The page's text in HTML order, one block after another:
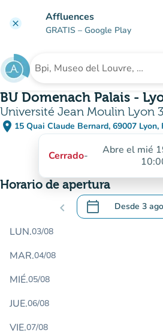
clear Affluences
GRATIS – Google Play
Buscar un establecimiento
BU Domenach Palais -
Université Jean Moulin Lyon 3
place 15 Quai Claude Bernard, 69007 Lyon,
(abrir en Google
(nueva pestaña)
Cerrado-
Abre el mié
Horario de apertura
chevron_left calendar_today Desde 3 ago
.Abra el
LUN.03/08
MAR.04/08
MIÉ.05/08
JUE.06/08
VIE.07/08